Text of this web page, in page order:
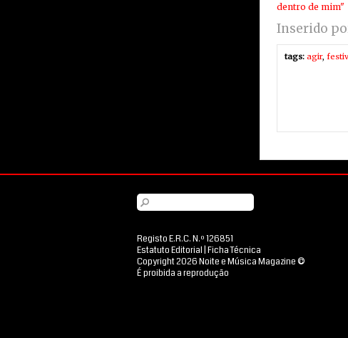
dentro de mim"
Inserido
tags: agir,
Registo E.R.C. N.º 126851
Estatuto Editorial Ficha Técnica
Copyright 2026 Noite e Música Magazine ©
É proibida a reprodução